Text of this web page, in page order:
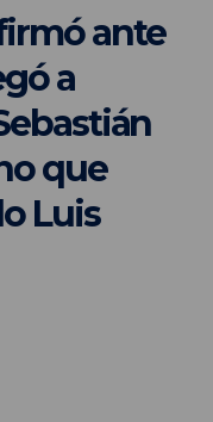
ante
a
que
Luis